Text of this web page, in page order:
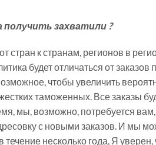
получить захватили ?
к странам, регионов в
будет отличаться от
чтобы увеличить
таможенных. Все заказы
мы, возможно, потребуется
с новыми заказов. И мы
несколько года, Я